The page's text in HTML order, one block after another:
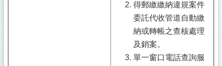
得郵繳繳納違規案件
委託代收管道自動繳
納或轉帳之查核處理
及銷案。
單一窗口電話查詢服